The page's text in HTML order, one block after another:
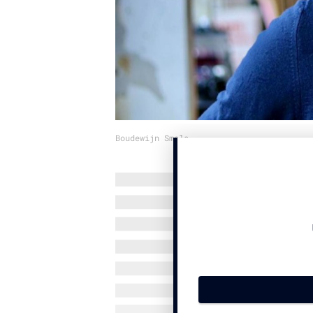
Boudewijn Smals